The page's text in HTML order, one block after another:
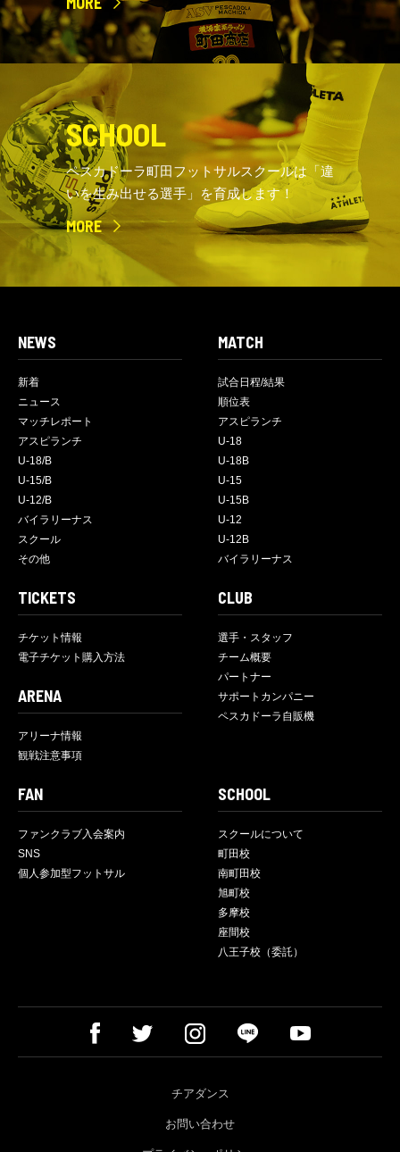
SCHOOL
ペスカドーラ町田フットサルスクールは「違
いを生み出せる選手」を育成します！
MORE
NEWS
新着
ニュース
マッチレポート
アスピランチ
U-18/B
U-15/B
U-12/B
バイラリーナス
スクール
その他
MATCH
試合日程/結果
順位表
アスピランチ
U-18
U-18B
U-15
U-15B
U-12
U-12B
バイラリーナス
TICKETS
チケット情報
電子チケット購入方法
ARENA
アリーナ情報
観戦注意事項
CLUB
選手・スタッフ
チーム概要
パートナー
サポートカンパニー
ペスカドーラ自販機
FAN
ファンクラブ入会案内
SNS
個人参加型フットサル
SCHOOL
スクールについて
町田校
南町田校
旭町校
多摩校
座間校
八王子校（委託）
チアダンス
お問い合わせ